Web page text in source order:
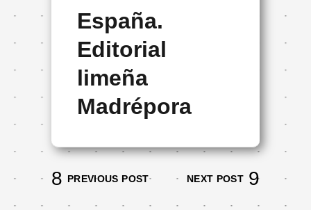
España.
Editorial
limeña
Madrépora
PREVIOUS POST NEXT POST